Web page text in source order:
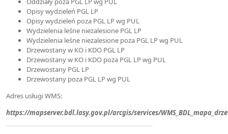
Opisy wydzieleń PGL LP
Opisy wydzieleń poza PGL LP wg PUL
Wydzielenia leśne niezalesione PGL LP
Wydzielenia leśne niezalesione poza PGL LP wg PUL
Drzewostany w KO i KDO PGL LP
Drzewostany w KO i KDO poza PGL LP wg PUL
Drzewostany PGL LP
Drzewostany poza PGL LP wg PUL
Adres usługi WMS:
https://mapserver.bdl.lasy.gov.pl/arcgis/services/